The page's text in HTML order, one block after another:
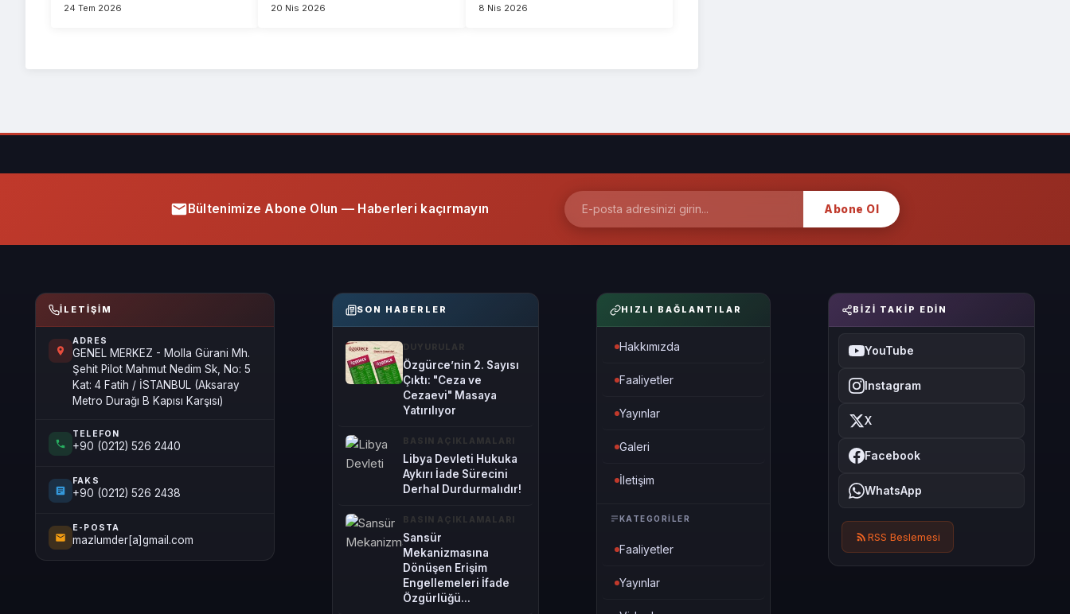
24 Tem 2026 20 Nis 2026 8 Nis 2026
Bültenimize Abone Olun — Haberleri kaçırmayın Abone Ol
İLETIŞIM
ADRES
GENEL MERKEZ - Molla Gürani Mh.
Şehit Pilot Mahmut Nedim Sk, No: 5
Kat: 4 Fatih / İSTANBUL (Aksaray
Metro Durağı B Kapısı Karşısı)
TELEFON
+90 (0212) 526 2440
FAKS
+90 (0212) 526 2438
E-POSTA
mazlumder[a]gmail.com
SON HABERLER
DUYURULAR
Özgürce’nin 2. Sayısı
Çıktı: "Ceza ve
Cezaevi" Masaya
Yatırılıyor
BASIN AÇIKLAMALARI
Libya Devleti Hukuka
Aykırı İade Sürecini
Derhal Durdurmalıdır!
BASIN AÇIKLAMALARI
Sansür
Mekanizmasına
Dönüşen Erişim
Engellemeleri İfade
Özgürlüğü...
HIZLI BAĞLANTILAR
Hakkımızda
Faaliyetler
Yayınlar
Galeri
İletişim
KATEGORILER
Faaliyetler
Yayınlar
BIZI TAKIP EDIN
YouTube
Instagram
X
Facebook
WhatsApp
RSS Beslemesi